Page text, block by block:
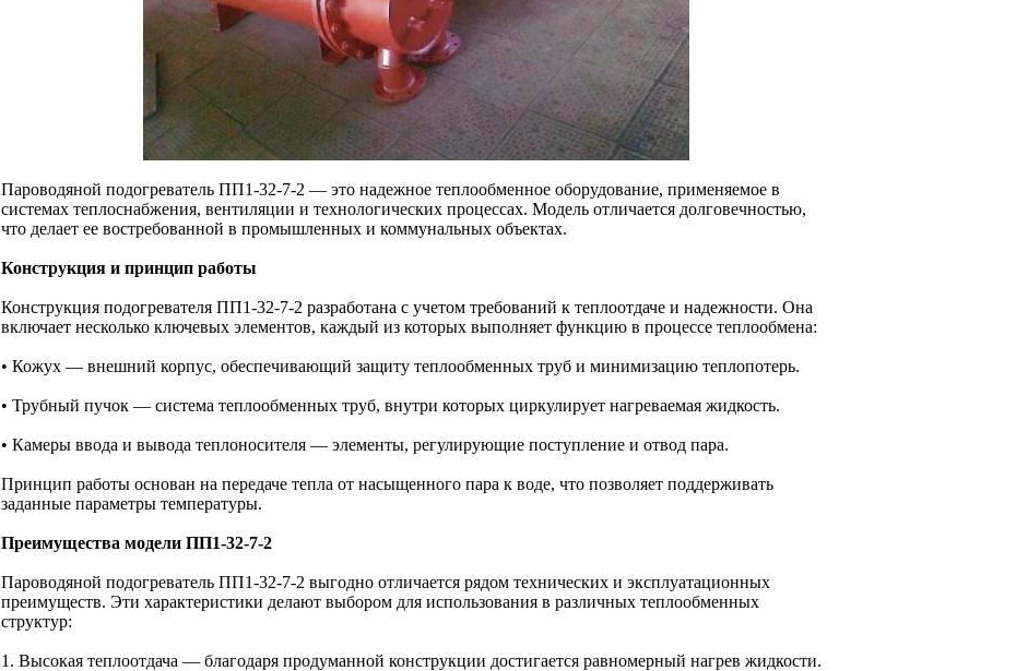
Пароводяной подогреватель ПП1-32-7-2 — это надежное теплообменное оборудование, применяемое в
системах теплоснабжения, вентиляции и технологических процессах. Модель отличается долговечностью,
что делает ее востребованной в промышленных и коммунальных объектах.
Конструкция и принцип работы
Конструкция подогревателя ПП1-32-7-2 разработана с учетом требований к теплоотдаче и надежности. Она
включает несколько ключевых элементов, каждый из которых выполняет функцию в процессе теплообмена:
• Кожух — внешний корпус, обеспечивающий защиту теплообменных труб и минимизацию теплопотерь.
• Трубный пучок — система теплообменных труб, внутри которых циркулирует нагреваемая жидкость.
• Камеры ввода и вывода теплоносителя — элементы, регулирующие поступление и отвод пара.
Принцип работы основан на передаче тепла от насыщенного пара к воде, что позволяет поддерживать
заданные параметры температуры.
Преимущества модели ПП1-32-7-2
Пароводяной подогреватель ПП1-32-7-2 выгодно отличается рядом технических и эксплуатационных
преимуществ. Эти характеристики делают выбором для использования в различных теплообменных
структур:
1. Высокая теплоотдача — благодаря продуманной конструкции достигается равномерный нагрев жидкости.